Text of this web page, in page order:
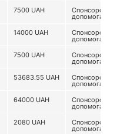
7500 UAH Спонсорська
допомога
14000 UAH Спонсорська
допомога
7500 UAH Спонсорська
допомога
53683.55 UAH Спонсорська
допомога
64000 UAH Спонсорська
допомога
2080 UAH Спонсорська
допомога